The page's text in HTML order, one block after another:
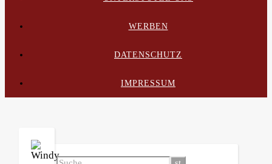
WERBEN
DATENSCHUTZ
IMPRESSUM